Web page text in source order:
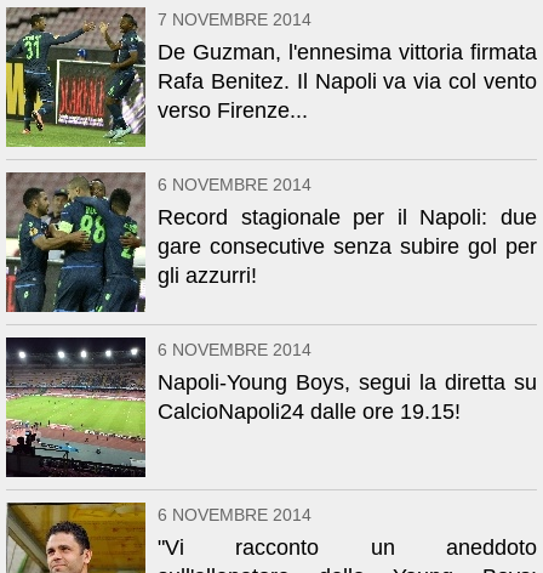
7 NOVEMBRE 2014
De Guzman, l'ennesima vittoria firmata
Rafa Benitez. Il Napoli va via col vento
verso Firenze...
6 NOVEMBRE 2014
Record stagionale per il Napoli: due
gare consecutive senza subire gol per
gli azzurri!
6 NOVEMBRE 2014
Napoli-Young Boys, segui la diretta su
CalcioNapoli24 dalle ore 19.15!
6 NOVEMBRE 2014
"Vi racconto un aneddoto